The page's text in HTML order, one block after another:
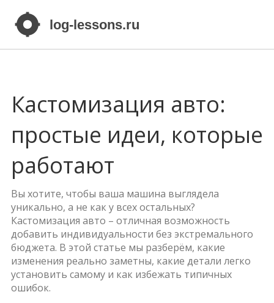
Кастомизация авто:
простые идеи, которые
работают
Вы хотите, чтобы ваша машина выглядела
уникально, а не как у всех остальных?
Кастомизация авто – отличная возможность
добавить индивидуальности без экстремального
бюджета. В этой статье мы разберём, какие
изменения реально заметны, какие детали легко
установить самому и как избежать типичных
ошибок.